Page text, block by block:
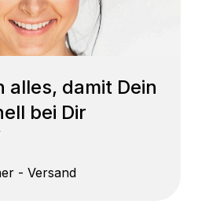
alles, damit Dein
bei Dir
- Versand